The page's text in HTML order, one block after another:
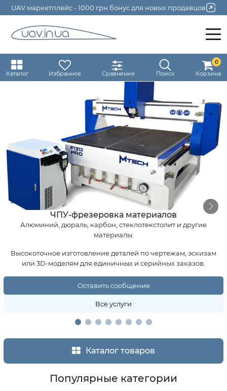
UAV маркетплейс - 1000 грн бонус для новых продавцов
Каталог Избранное Сравнение Поиск Корзина
0
ЧПУ-фрезеровка материалов
Алюминий, дюраль, карбон, стеклотекстолит и другие
материалы.
Высокоточное изготовление деталей по чертежам, эскизам
или 3D-моделям для единичных и серийных заказов.
Оставить сообщение
Все услуги
Каталог товаров
Популярные категории